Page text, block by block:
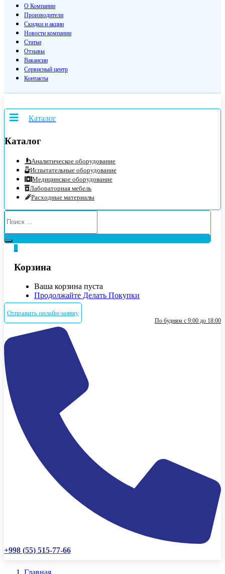
О Компании
Производители
Скидки и акции
Новости компании
Статьи
Отзывы
Вакансии
Сервисный центр
Контакты
Каталог
Каталог
Аналитическое оборудование
Испытательные оборудование
Медицинское оборудование
Лабораторная мебель
Расходные материалы
Корзина
Ваша корзина пуста
Продолжайте Делать Покупки
Отправить онлайн-заявку
По будням с 9:00 до 18:00
+998 (55) 515-77-66